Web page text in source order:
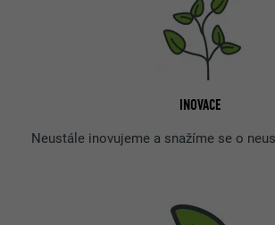
INOVACE
Neustále inovujeme a snažíme se o